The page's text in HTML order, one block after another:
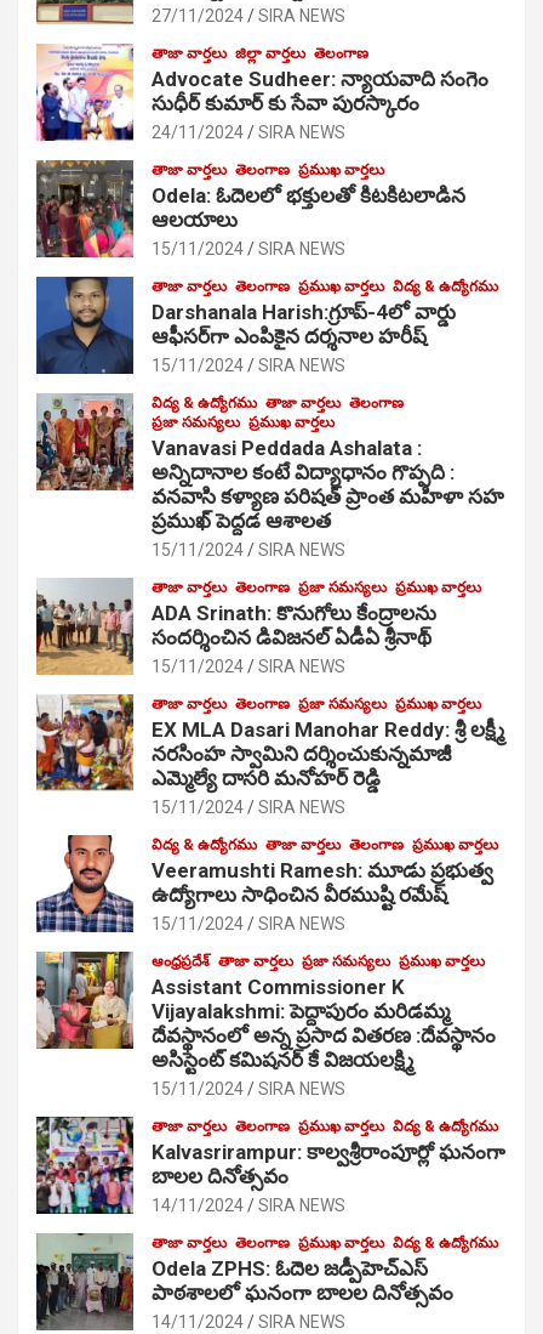
27/11/2024 SIRA NEWS
తాజా వార్తలు జిల్లా వార్తలు తెలంగాణ
Advocate Sudheer: న్యాయవాది సంగెం
సుధీర్ కుమార్ కు సేవా పురస్కారం
24/11/2024 SIRA NEWS
తాజా వార్తలు తెలంగాణ ప్రముఖ వార్తలు
Odela: ఓదెల‌లో భక్తులతో కిటకిటలాడిన
ఆల‌యాలు
15/11/2024 SIRA NEWS
తాజా వార్తలు తెలంగాణ ప్రముఖ వార్తలు విద్య & ఉద్యోగము
Darshanala Harish:గ్రూప్-4లో వార్డు
ఆఫీసర్‌గా ఎంపికైన దర్శనాల హరీష్
15/11/2024 SIRA NEWS
విద్య & ఉద్యోగము తాజా వార్తలు తెలంగాణ
ప్రజా సమస్యలు ప్రముఖ వార్తలు
Vanavasi Peddada Ashalata :
అన్నిదానాల కంటే విద్యాధానం గొప్పది :
వనవాసి కళ్యాణ పరిషత్ ప్రాంత మహిళా సహ
ప్రముఖ్ పెద్దడ ఆశాలత
15/11/2024 SIRA NEWS
తాజా వార్తలు తెలంగాణ ప్రజా సమస్యలు ప్రముఖ వార్తలు
ADA Srinath: కొనుగోలు కేంద్రాల‌ను
సంద‌ర్శించిన డివిజనల్ ఏడీఏ శ్రీనాథ్
15/11/2024 SIRA NEWS
తాజా వార్తలు తెలంగాణ ప్రజా సమస్యలు ప్రముఖ వార్తలు
EX MLA Dasari Manohar Reddy: శ్రీ లక్ష్మీ
నరసింహ స్వామిని దర్శించుకున్నమాజీ
ఎమ్మెల్యే దాసరి మనోహర్ రెడ్డి
15/11/2024 SIRA NEWS
విద్య & ఉద్యోగము తాజా వార్తలు తెలంగాణ ప్రముఖ వార్తలు
Veeramushti Ramesh: మూడు ప్రభుత్వ
ఉద్యోగాలు సాధించిన వీరముష్టి రమేష్
15/11/2024 SIRA NEWS
ఆంధ్రప్రదేశ్ తాజా వార్తలు ప్రజా సమస్యలు ప్రముఖ వార్తలు
Assistant Commissioner K
Vijayalakshmi: పెద్దాపురం మరిడమ్మ
దేవస్థానంలో అన్న ప్రసాద వితరణ :దేవస్థానం
అసిస్టెంట్ కమిషనర్ కే విజయలక్ష్మి
15/11/2024 SIRA NEWS
తాజా వార్తలు తెలంగాణ ప్రముఖ వార్తలు విద్య & ఉద్యోగము
Kalvasrirampur: కాల్వశ్రీరాంపూర్లో ఘనంగా
బాలల దినోత్సవం
14/11/2024 SIRA NEWS
తాజా వార్తలు తెలంగాణ ప్రముఖ వార్తలు విద్య & ఉద్యోగము
Odela ZPHS: ఓదెల జ‌డ్పీహెచ్ఎస్
పాఠ‌శాల‌లో ఘనంగా బాలల దినోత్సవం
14/11/2024 SIRA NEWS